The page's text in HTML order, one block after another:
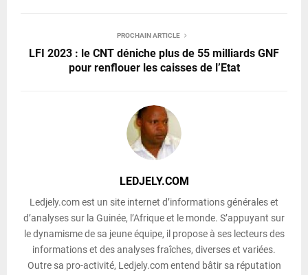
PROCHAIN ARTICLE
LFI 2023 : le CNT déniche plus de 55 milliards GNF
pour renflouer les caisses de l’Etat
LEDJELY.COM
Ledjely.com est un site internet d’informations générales et
d’analyses sur la Guinée, l’Afrique et le monde. S’appuyant sur
le dynamisme de sa jeune équipe, il propose à ses lecteurs des
informations et des analyses fraîches, diverses et variées.
Outre sa pro-activité, Ledjely.com entend bâtir sa réputation